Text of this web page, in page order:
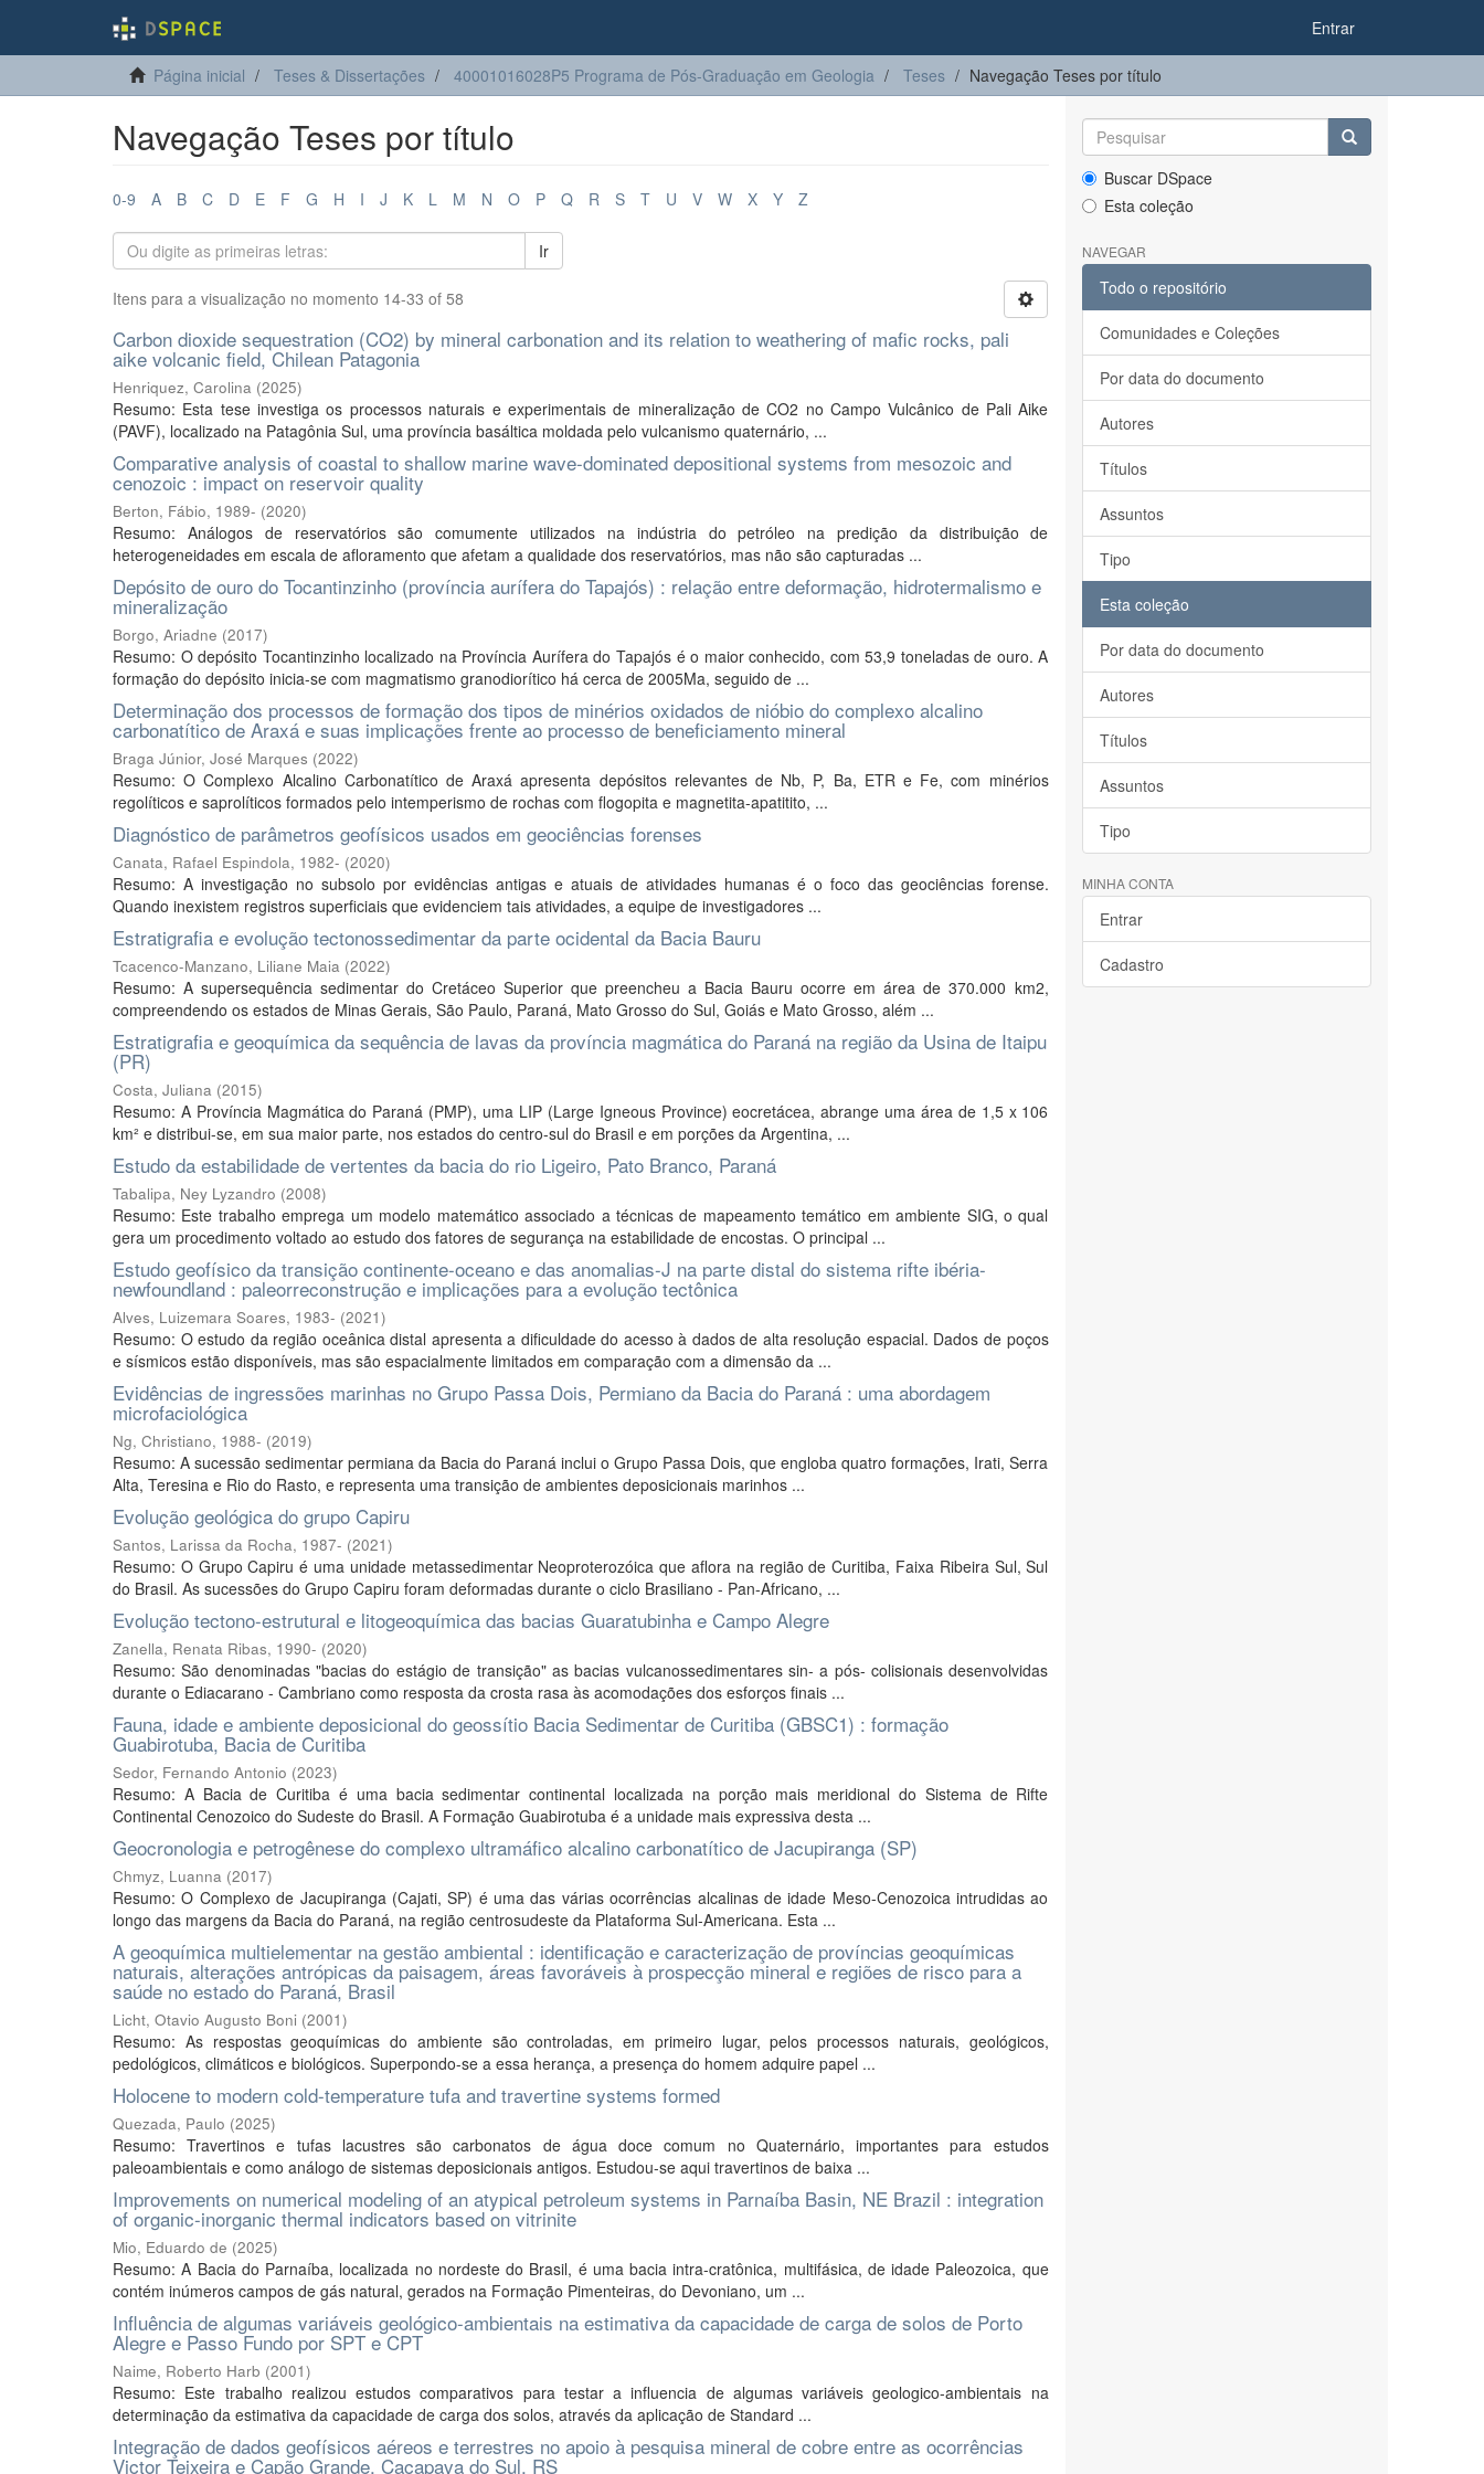
Entrar
Página inicial Teses & Dissertações 40001016028P5 Programa de Pós-Graduação em Geologia Teses Navegação Teses por título
Navegação Teses por título
0-9 A B C D E F G H I J K L M N O P Q R S T U V W X Y Z
Ir
Itens para a visualização no momento 14-33 of 58
Carbon dioxide sequestration (CO2) by mineral carbonation and its relation to weathering of mafic rocks, pali
aike volcanic field, Chilean Patagonia
Henriquez, Carolina (2025)
Resumo: Esta tese investiga os processos naturais e experimentais de mineralização de CO2 no Campo Vulcânico de Pali Aike
(PAVF), localizado na Patagônia Sul, uma província basáltica moldada pelo vulcanismo quaternário, ...
Comparative analysis of coastal to shallow marine wave-dominated depositional systems from mesozoic and
cenozoic : impact on reservoir quality
Berton, Fábio, 1989- (2020)
Resumo: Análogos de reservatórios são comumente utilizados na indústria do petróleo na predição da distribuição de
heterogeneidades em escala de afloramento que afetam a qualidade dos reservatórios, mas não são capturadas ...
Depósito de ouro do Tocantinzinho (província aurífera do Tapajós) : relação entre deformação, hidrotermalismo e
mineralização
Borgo, Ariadne (2017)
Resumo: O depósito Tocantinzinho localizado na Província Aurífera do Tapajós é o maior conhecido, com 53,9 toneladas de ouro. A
formação do depósito inicia-se com magmatismo granodiorítico há cerca de 2005Ma, seguido de ...
Determinação dos processos de formação dos tipos de minérios oxidados de nióbio do complexo alcalino
carbonatítico de Araxá e suas implicações frente ao processo de beneficiamento mineral
Braga Júnior, José Marques (2022)
Resumo: O Complexo Alcalino Carbonatítico de Araxá apresenta depósitos relevantes de Nb, P, Ba, ETR e Fe, com minérios
regolíticos e saprolíticos formados pelo intemperismo de rochas com flogopita e magnetita-apatitito, ...
Diagnóstico de parâmetros geofísicos usados em geociências forenses
Canata, Rafael Espindola, 1982- (2020)
Resumo: A investigação no subsolo por evidências antigas e atuais de atividades humanas é o foco das geociências forense.
Quando inexistem registros superficiais que evidenciem tais atividades, a equipe de investigadores ...
Estratigrafia e evolução tectonossedimentar da parte ocidental da Bacia Bauru
Tcacenco-Manzano, Liliane Maia (2022)
Resumo: A supersequência sedimentar do Cretáceo Superior que preencheu a Bacia Bauru ocorre em área de 370.000 km2,
compreendendo os estados de Minas Gerais, São Paulo, Paraná, Mato Grosso do Sul, Goiás e Mato Grosso, além ...
Estratigrafia e geoquímica da sequência de lavas da província magmática do Paraná na região da Usina de Itaipu
(PR)
Costa, Juliana (2015)
Resumo: A Província Magmática do Paraná (PMP), uma LIP (Large Igneous Province) eocretácea, abrange uma área de 1,5 x 106
km² e distribui-se, em sua maior parte, nos estados do centro-sul do Brasil e em porções da Argentina, ...
Estudo da estabilidade de vertentes da bacia do rio Ligeiro, Pato Branco, Paraná
Tabalipa, Ney Lyzandro (2008)
Resumo: Este trabalho emprega um modelo matemático associado a técnicas de mapeamento temático em ambiente SIG, o qual
gera um procedimento voltado ao estudo dos fatores de segurança na estabilidade de encostas. O principal ...
Estudo geofísico da transição continente-oceano e das anomalias-J na parte distal do sistema rifte ibéria-
newfoundland : paleorreconstrução e implicações para a evolução tectônica
Alves, Luizemara Soares, 1983- (2021)
Resumo: O estudo da região oceânica distal apresenta a dificuldade do acesso à dados de alta resolução espacial. Dados de poços
e sísmicos estão disponíveis, mas são espacialmente limitados em comparação com a dimensão da ...
Evidências de ingressões marinhas no Grupo Passa Dois, Permiano da Bacia do Paraná : uma abordagem
microfaciológica
Ng, Christiano, 1988- (2019)
Resumo: A sucessão sedimentar permiana da Bacia do Paraná inclui o Grupo Passa Dois, que engloba quatro formações, Irati, Serra
Alta, Teresina e Rio do Rasto, e representa uma transição de ambientes deposicionais marinhos ...
Evolução geológica do grupo Capiru
Santos, Larissa da Rocha, 1987- (2021)
Resumo: O Grupo Capiru é uma unidade metassedimentar Neoproterozóica que aflora na região de Curitiba, Faixa Ribeira Sul, Sul
do Brasil. As sucessões do Grupo Capiru foram deformadas durante o ciclo Brasiliano - Pan-Africano, ...
Evolução tectono-estrutural e litogeoquímica das bacias Guaratubinha e Campo Alegre
Zanella, Renata Ribas, 1990- (2020)
Resumo: São denominadas "bacias do estágio de transição" as bacias vulcanossedimentares sin- a pós- colisionais desenvolvidas
durante o Ediacarano - Cambriano como resposta da crosta rasa às acomodações dos esforços finais ...
Fauna, idade e ambiente deposicional do geossítio Bacia Sedimentar de Curitiba (GBSC1) : formação
Guabirotuba, Bacia de Curitiba
Sedor, Fernando Antonio (2023)
Resumo: A Bacia de Curitiba é uma bacia sedimentar continental localizada na porção mais meridional do Sistema de Rifte
Continental Cenozoico do Sudeste do Brasil. A Formação Guabirotuba é a unidade mais expressiva desta ...
Geocronologia e petrogênese do complexo ultramáfico alcalino carbonatítico de Jacupiranga (SP)
Chmyz, Luanna (2017)
Resumo: O Complexo de Jacupiranga (Cajati, SP) é uma das várias ocorrências alcalinas de idade Meso-Cenozoica intrudidas ao
longo das margens da Bacia do Paraná, na região centrosudeste da Plataforma Sul-Americana. Esta ...
A geoquímica multielementar na gestão ambiental : identificação e caracterização de províncias geoquímicas
naturais, alterações antrópicas da paisagem, áreas favoráveis à prospecção mineral e regiões de risco para a
saúde no estado do Paraná, Brasil
Licht, Otavio Augusto Boni (2001)
Resumo: As respostas geoquímicas do ambiente são controladas, em primeiro lugar, pelos processos naturais, geológicos,
pedológicos, climáticos e biológicos. Superpondo-se a essa herança, a presença do homem adquire papel ...
Holocene to modern cold-temperature tufa and travertine systems formed
Quezada, Paulo (2025)
Resumo: Travertinos e tufas lacustres são carbonatos de água doce comum no Quaternário, importantes para estudos
paleoambientais e como análogo de sistemas deposicionais antigos. Estudou-se aqui travertinos de baixa ...
Improvements on numerical modeling of an atypical petroleum systems in Parnaíba Basin, NE Brazil : integration
of organic-inorganic thermal indicators based on vitrinite
Mio, Eduardo de (2025)
Resumo: A Bacia do Parnaíba, localizada no nordeste do Brasil, é uma bacia intra-cratônica, multifásica, de idade Paleozoica, que
contém inúmeros campos de gás natural, gerados na Formação Pimenteiras, do Devoniano, um ...
Influência de algumas variáveis geológico-ambientais na estimativa da capacidade de carga de solos de Porto
Alegre e Passo Fundo por SPT e CPT
Naime, Roberto Harb (2001)
Resumo: Este trabalho realizou estudos comparativos para testar a influencia de algumas variáveis geologico-ambientais na
determinação da estimativa da capacidade de carga dos solos, através da aplicação de Standard ...
Integração de dados geofísicos aéreos e terrestres no apoio à pesquisa mineral de cobre entre as ocorrências
Victor Teixeira e Capão Grande, Caçapava do Sul, RS
Buscar DSpace
Esta coleção
NAVEGAR
Todo o repositório
Comunidades e Coleções
Por data do documento
Autores
Títulos
Assuntos
Tipo
Esta coleção
Por data do documento
Autores
Títulos
Assuntos
Tipo
MINHA CONTA
Entrar
Cadastro